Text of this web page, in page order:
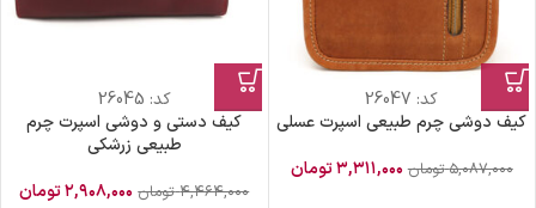
کد: 26047
کیف دوشی چرم طبیعی اسپرت عسلی
۵,۰۸۷,۰۰۰ تومان ۳,۳۱۱,۰۰۰تومان
کد: 26045
کیف دستی و دوشی اسپرت چرم
طبیعی زرشکی
۴,۴۶۴,۰۰۰ تومان ۲,۹۰۸,۰۰۰تومان